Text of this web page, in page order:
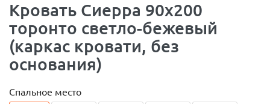
Кровать Сиерра 90х200
торонто светло-бежевый
(каркас кровати, без
основания)
Спальное место